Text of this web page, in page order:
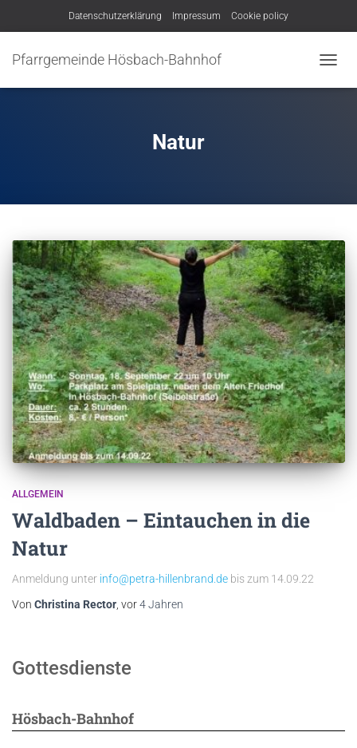
Datenschutzerklärung Impressum Cookie policy
Pfarrgemeinde Hösbach-Bahnhof
Natur
ALLGEMEIN
Waldbaden – Eintauchen in die
Natur
Anmeldung unter info@petra-hillenbrand.de bis zum 14.09.22
Von Christina Rector , vor4 Jahren
Gottesdienste
Hösbach-Bahnhof